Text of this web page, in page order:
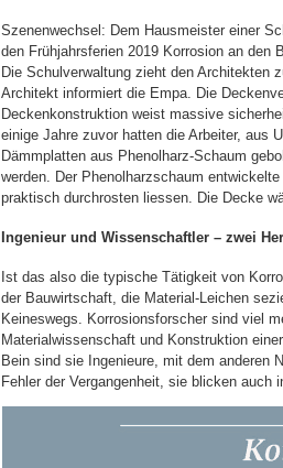
Szenenwechsel: Dem Hausmeister einer
den Frühjahrsferien 2019 Korrosion an den
Die Schulverwaltung zieht den Architekten
Architekt informiert die Empa. Die
Deckenkonstruktion weist massive
einige Jahre zuvor hatten die Arbeiter, aus
Dämmplatten aus Phenolharz-Schaum
wer­den. Der Phenolharzschaum
praktisch durchrosten liessen. Die Decke
Ingenieur und Wissenschaftler – zwei
Ist das also die typische Tätigkeit von
der Bauwirtschaft, die Material-Leichen
Keineswegs. Korrosionsforscher sind viel
Materialwissenschaft und Konstruktion
Bein sind sie Ingenieure, mit dem anderen
Fehler der Vergangenheit, sie blicken auch